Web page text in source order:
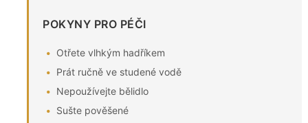
POKYNY PRO PÉČI
Otřete vlhkým hadříkem
Prát ručně ve studené vodě
Nepoužívejte bělidlo
Sušte pověšené